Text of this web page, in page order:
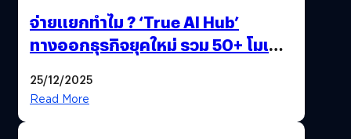
จ่ายแยกทำไม ? ‘True AI Hub’
ทางออกธุรกิจยุคใหม่ รวม 50+ โมเดล
25/12/2025
Read More